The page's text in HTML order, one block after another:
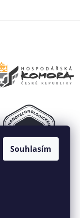
Souhlasím